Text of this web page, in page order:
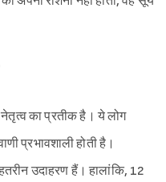
नेतृत्व का प्रतीक है। ये लोग
प्रभावशाली होती है।
उदाहरण हैं। हालांकि, 12